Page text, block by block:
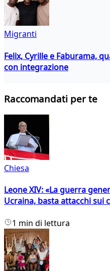
Migranti
Felix, Cyrille e Faburama,
con integrazione
Raccomandati per te
Chiesa
Leone XIV: «La guerra
Ucraina, basta attacchi sui
1 min di lettura